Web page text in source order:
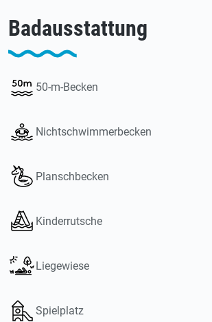
Badausstattung
50-m-Becken
Nichtschwimmerbecken
Planschbecken
Kinderrutsche
Liegewiese
Spielplatz